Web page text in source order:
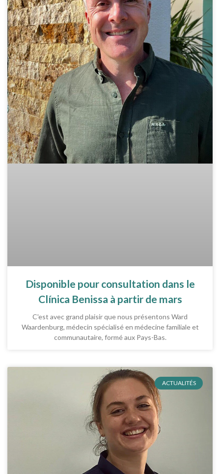
Disponible pour consultation dans le
Clínica Benissa à partir de mars
C'est avec grand plaisir que nous présentons Ward
Waardenburg, médecin spécialisé en médecine familiale et
communautaire, formé aux Pays-Bas.
ACTUALITÉS